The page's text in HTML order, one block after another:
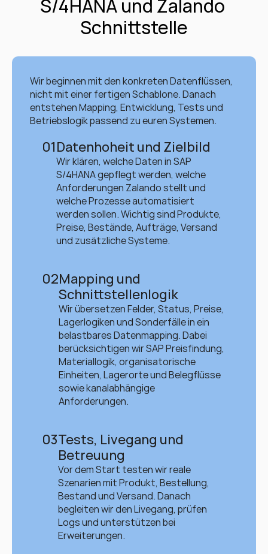
S/4HANA und Zalando
Schnittstelle
Wir beginnen mit den konkreten Datenflüssen,
nicht mit einer fertigen Schablone. Danach
entstehen Mapping, Entwicklung, Tests und
Betriebslogik passend zu euren Systemen.
01Datenhoheit und Zielbild
Wir klären, welche Daten in SAP
S/4HANA gepflegt werden, welche
Anforderungen Zalando stellt und
welche Prozesse automatisiert
werden sollen. Wichtig sind Produkte,
Preise, Bestände, Aufträge, Versand
und zusätzliche Systeme.
02Mapping und
Schnittstellenlogik
Wir übersetzen Felder, Status, Preise,
Lagerlogiken und Sonderfälle in ein
belastbares Datenmapping. Dabei
berücksichtigen wir SAP Preisfindung,
Materiallogik, organisatorische
Einheiten, Lagerorte und Belegflüsse
sowie kanalabhängige
Anforderungen.
03Tests, Livegang und
Betreuung
Vor dem Start testen wir reale
Szenarien mit Produkt, Bestellung,
Bestand und Versand. Danach
begleiten wir den Livegang, prüfen
Logs und unterstützen bei
Erweiterungen.